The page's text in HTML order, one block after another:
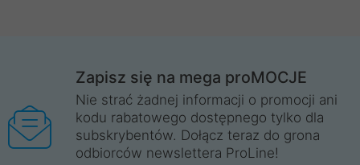
Zapisz się na mega proMOCJE
Nie strać żadnej informacji o promocji ani
kodu rabatowego dostępnego tylko dla
subskrybentów. Dołącz teraz do grona
odbiorców newslettera ProLine!